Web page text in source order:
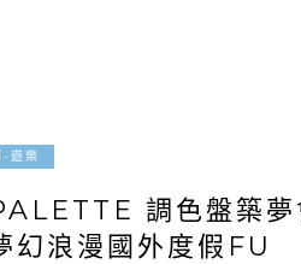
-遊樂
調色盤築夢
幻浪漫國外度假FU